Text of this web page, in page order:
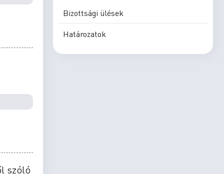
szóló
Bizottsági ülések
Határozatok